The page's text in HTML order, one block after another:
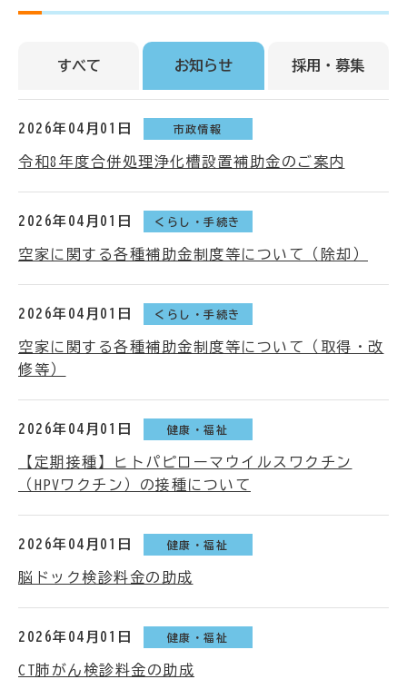
すべて お知らせ 採用・募集
2026年04月01日 市政情報
令和8年度合併処理浄化槽設置補助金のご案内
2026年04月01日 くらし・手続き
空家に関する各種補助金制度等について（除却）
2026年04月01日 くらし・手続き
空家に関する各種補助金制度等について（取得・改
修等）
2026年04月01日 健康・福祉
【定期接種】ヒトパピローマウイルスワクチン
（HPVワクチン）の接種について
2026年04月01日 健康・福祉
脳ドック検診料金の助成
2026年04月01日 健康・福祉
CT肺がん検診料金の助成